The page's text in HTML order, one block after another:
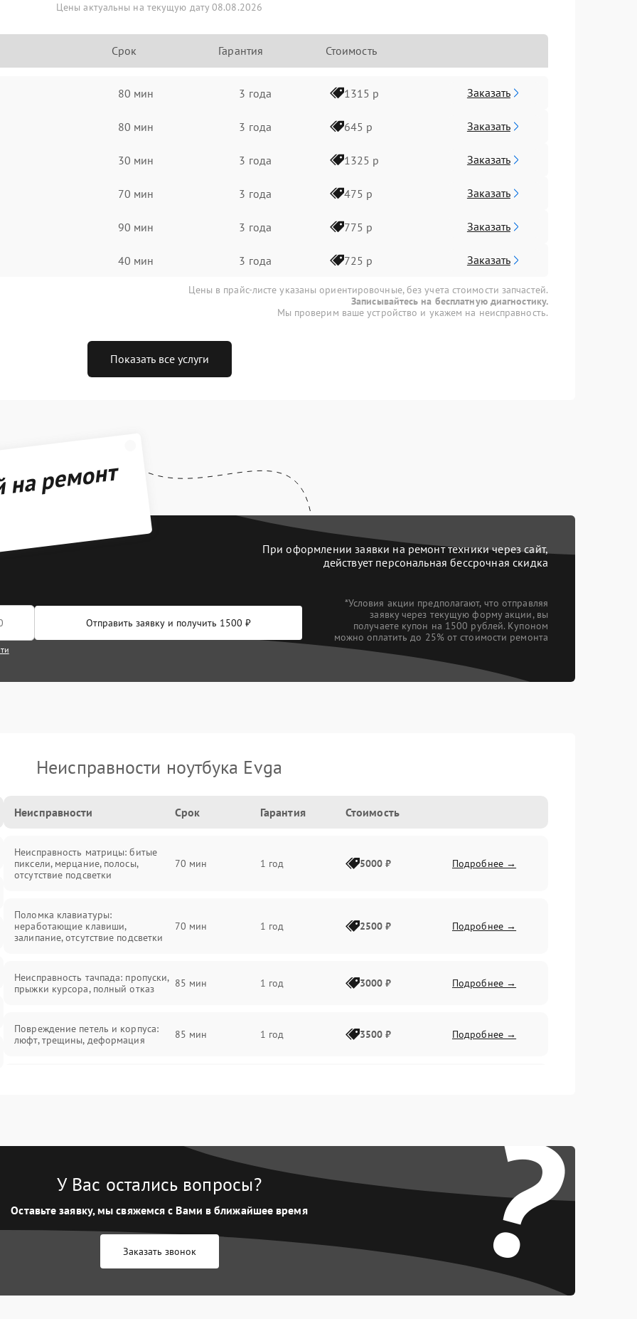
Цены актуальны на текущую дату 08.08.2026
Срок Гарантия Стоимость
80 мин 3 года 1315 р Заказать
80 мин 3 года 645 р Заказать
30 мин 3 года 1325 р Заказать
70 мин 3 года 475 р Заказать
90 мин 3 года 775 р Заказать
40 мин 3 года 725 р Заказать
Цены в прайс-листе указаны ориентировочные, без учета стоимости запчастей.
Записывайтесь на бесплатную диагностику.
Мы проверим ваше устройство и укажем на неисправность.
Показать все услуги
ремонт
При оформлении заявки на ремонт техники через сайт,
действует персональная бессрочная скидка
Отправить заявку и получить 1500 ₽
*Условия акции предполагают, что отправляя
заявку через текущую форму акции, вы
получаете купон на 1500 рублей. Купоном
можно оплатить до 25% от стоимости ремонта
Неисправности ноутбука Evga
Неисправности Срок Гарантия Стоимость
Неисправность матрицы: битые
пиксели, мерцание, полосы,
отсутствие подсветки
70 мин 1 год 5000 ₽ Подробнее →
Поломка клавиатуры:
неработающие клавиши,
залипание, отсутствие подсветки
70 мин 1 год 2500 ₽ Подробнее →
Неисправность тачпада: пропуски,
прыжки курсора, полный отказ
85 мин 1 год 3000 ₽ Подробнее →
Повреждение петель и корпуса:
люфт, трещины, деформация
85 мин 1 год 3500 ₽ Подробнее →
85 мин 1 год 2000 ₽ Подробнее →
Перегрев из‑за пыли, износа
термопасты или неисправности
кулера
75 мин Подробнее →
Выход из строя SSD или HDD:
медленная загрузка, ошибки
80 мин Подробнее →
?
У Вас остались вопросы?
Оставьте заявку, мы свяжемся с Вами в ближайшее время
Заказать звонок